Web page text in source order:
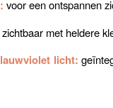
voor een ontspannen
met heldere
licht: